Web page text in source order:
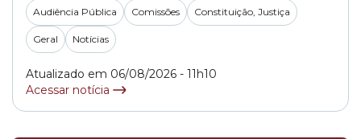
Audiência Pública Comissões Constituição, Justiça
Geral Notícias
Atualizado em 06/08/2026 - 11h10
Acessar notícia